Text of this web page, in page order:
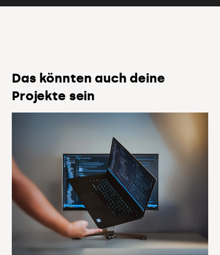
Das könnten auch deine
Projekte sein